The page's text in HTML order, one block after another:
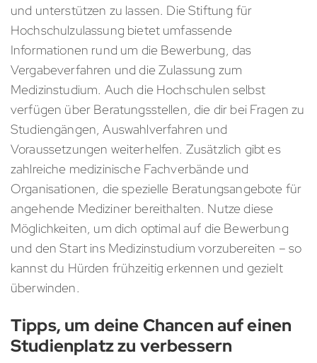
und unterstützen zu lassen. Die Stiftung für
Hochschulzulassung bietet umfassende
Informationen rund um die Bewerbung, das
Vergabeverfahren und die Zulassung zum
Medizinstudium. Auch die Hochschulen selbst
verfügen über Beratungsstellen, die dir bei Fragen zu
Studiengängen, Auswahlverfahren und
Voraussetzungen weiterhelfen. Zusätzlich gibt es
zahlreiche medizinische Fachverbände und
Organisationen, die spezielle Beratungsangebote für
angehende Mediziner bereithalten. Nutze diese
Möglichkeiten, um dich optimal auf die Bewerbung
und den Start ins Medizinstudium vorzubereiten – so
kannst du Hürden frühzeitig erkennen und gezielt
überwinden.
Tipps, um deine Chancen auf einen
Studienplatz zu verbessern